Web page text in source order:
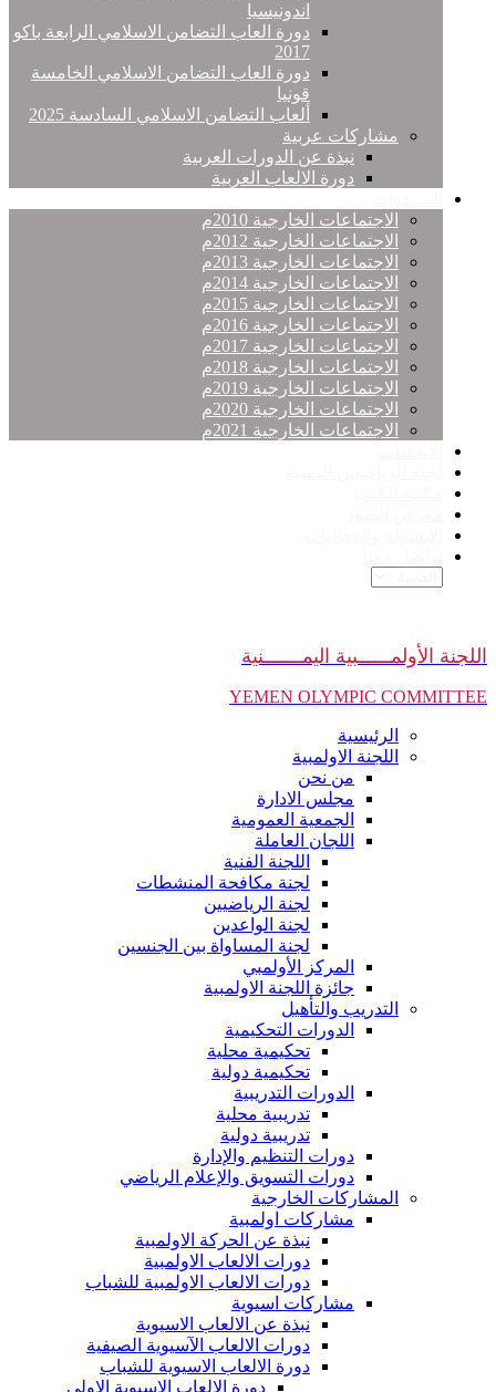
اندونيسيا
دورة العاب التضامن الاسلامي الرابعة باكو
2017
دورة العاب التضامن الاسلامي الخامسة
قونيا
ألعاب التضامن الاسلامي السادسة 2025
مشاركات عربية
نبذة عن الدورات العربية
دورة الالعاب العربية
الاجتماعات الخارجية 2010م
الاجتماعات الخارجية 2012م
الاجتماعات الخارجية 2013م
الاجتماعات الخارجية 2014م
الاجتماعات الخارجية 2015م
الاجتماعات الخارجية 2016م
الاجتماعات الخارجية 2017م
الاجتماعات الخارجية 2018م
الاجتماعات الخارجية 2019م
الاجتماعات الخارجية 2020م
الاجتماعات الخارجية 2021م
اللجنة الأولمــــــبية اليمـــــــنية
YEMEN OLYMPIC COMMITTEE
الرئيسية
اللجنة الاولمبية
من نحن
مجلس الادارة
الجمعية العمومية
اللجان العاملة
اللجنة الفنية
لجنة مكافحة المنشطات
لجنة الرياضيين
لجنة الواعدين
لجنة المساواة بين الجنسين
المركز الأولمبي
جائزة اللجنة الاولمبية
التدريب والتأهيل
الدورات التحكيمية
تحكيمية محلية
تحكيمية دولية
الدورات التدريبية
تدريبية محلية
تدريبية دولية
دورات التنظيم والإدارة
دورات التسويق والإعلام الرياضي
المشاركات الخارجية
مشاركات اولمبية
نبذة عن الحركة الاولمبية
دورات الالعاب الاولمبية
دورات الالعاب الاولمبية للشباب
مشاركات اسيوية
نبذة عن الالعاب الاسيوية
دورات الالعاب الآسيوية الصيفية
دورة الالعاب الاسيوية للشباب
دورة الالعاب الاسيوية الاولى